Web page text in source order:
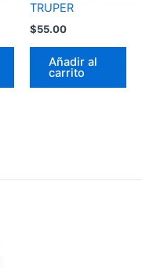
TRUPER
$55.00
Añadir al
carrito